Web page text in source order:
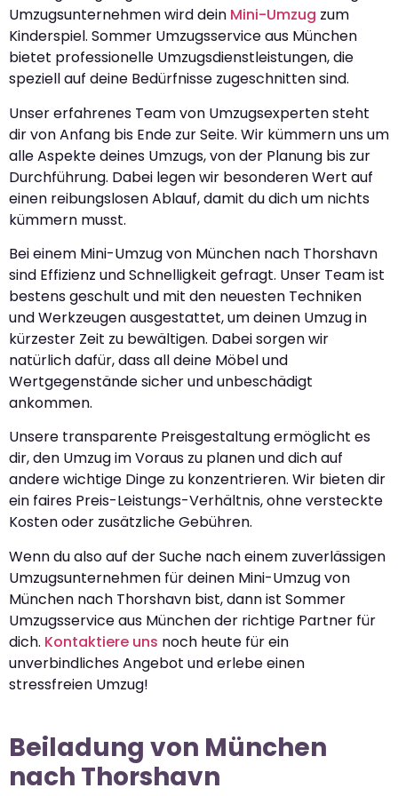
Umzugsunternehmen wird dein Mini-Umzug zum
Kinderspiel. Sommer Umzugsservice aus München
bietet professionelle Umzugsdienstleistungen, die
speziell auf deine Bedürfnisse zugeschnitten sind.
Unser erfahrenes Team von Umzugsexperten steht
dir von Anfang bis Ende zur Seite. Wir kümmern uns um
alle Aspekte deines Umzugs, von der Planung bis zur
Durchführung. Dabei legen wir besonderen Wert auf
einen reibungslosen Ablauf, damit du dich um nichts
kümmern musst.
Bei einem Mini-Umzug von München nach Thorshavn
sind Effizienz und Schnelligkeit gefragt. Unser Team ist
bestens geschult und mit den neuesten Techniken
und Werkzeugen ausgestattet, um deinen Umzug in
kürzester Zeit zu bewältigen. Dabei sorgen wir
natürlich dafür, dass all deine Möbel und
Wertgegenstände sicher und unbeschädigt
ankommen.
Unsere transparente Preisgestaltung ermöglicht es
dir, den Umzug im Voraus zu planen und dich auf
andere wichtige Dinge zu konzentrieren. Wir bieten dir
ein faires Preis-Leistungs-Verhältnis, ohne versteckte
Kosten oder zusätzliche Gebühren.
Wenn du also auf der Suche nach einem zuverlässigen
Umzugsunternehmen für deinen Mini-Umzug von
München nach Thorshavn bist, dann ist Sommer
Umzugsservice aus München der richtige Partner für
dich. Kontaktiere uns noch heute für ein
unverbindliches Angebot und erlebe einen
stressfreien Umzug!
Beiladung von München
nach Thorshavn